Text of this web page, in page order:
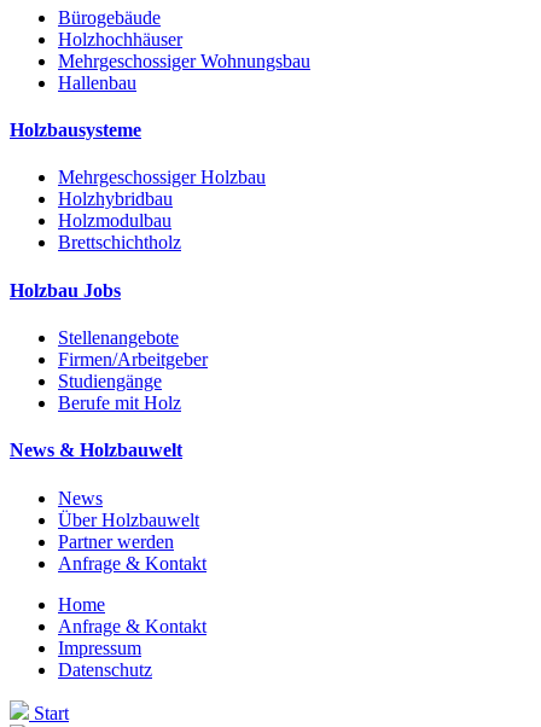
Bürogebäude
Holzhochhäuser
Mehrgeschossiger Wohnungsbau
Hallenbau
Holzbausysteme
Mehrgeschossiger Holzbau
Holzhybridbau
Holzmodulbau
Brettschichtholz
Holzbau Jobs
Stellenangebote
Firmen/Arbeitgeber
Studiengänge
Berufe mit Holz
News & Holzbauwelt
News
Über Holzbauwelt
Partner werden
Anfrage & Kontakt
Home
Anfrage & Kontakt
Impressum
Datenschutz
Start